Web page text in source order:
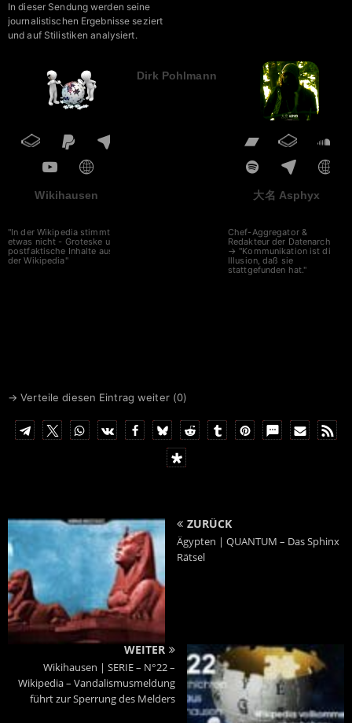
In dieser Sendung werden seine
journalistischen Ergebnisse seziert
und auf Stilistiken analysiert.
Wikihausen
"In der Wikipedia stimmt
etwas nicht - Groteske und
postfaktische Inhalte aus
der Wikipedia"
Dirk Pohlmann
大名 Asphyx
Chef-Aggregator &
Redakteur der Datenarche
→ "Kommunikation ist die
Illusion, daß sie
stattgefunden hat."
→ Verteile diesen Eintrag weiter (0)
ZURÜCK
Ägypten | QUANTUM – Das Sphinx
Rätsel
WEITER
Wikihausen | SERIE – N°22 –
Wikipedia – Vandalismusmeldung
führt zur Sperrung des Melders